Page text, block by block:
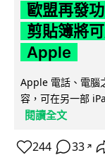
歐盟再發
剪貼簿將
Apple
Apple 電話、電腦
容，可在另一部
閱讀全文
244 33 ↗